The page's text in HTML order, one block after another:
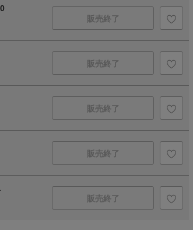
販売終了
販売終了
販売終了
販売終了
販売終了